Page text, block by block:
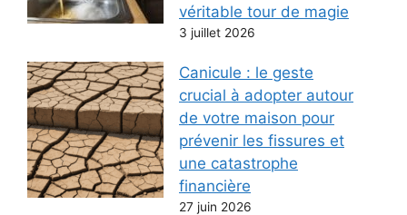
véritable tour de magie
3 juillet 2026
Canicule : le geste
crucial à adopter autour
de votre maison pour
prévenir les fissures et
une catastrophe
financière
27 juin 2026